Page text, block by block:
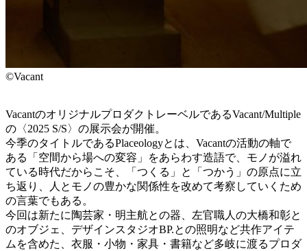
©Vacant
VacantのオリジナルプロダクトレーベルであるVacant/Multiple
の〈2025 S/S〉の展示会が開催。
今季のタイトルであるPlaceologyとは、Vacantの活動の軸で
ある「空間から場への変容」をあらわす造語で、モノが溢れ
ている時代だからこそ、「つくる」と「つかう」の原点に立
ち返り、人とモノの豊かな関係性を改めて考察していくため
の言葉でもある。
今回は新たに陶芸家・明主航との器、左官職人の大橋和彰と
のオブジェ、デザインスタジオBP.との照明など共作アイテ
ムを含めた、衣服・小物・家具・書籍など多岐に渡るプロダ